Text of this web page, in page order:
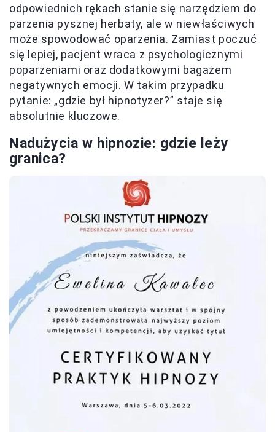
odpowiednich rękach stanie się narzędziem do
parzenia pysznej herbaty, ale w niewłaściwych
może spowodować oparzenia. Zamiast poczuć
się lepiej, pacjent wraca z psychologicznymi
poparzeniami oraz dodatkowymi bagażem
negatywnych emocji. W takim przypadku
pytanie: „gdzie był hipnotyzer?” staje się
absolutnie kluczowe.
Nadużycia w hipnozie: gdzie leży
granica?